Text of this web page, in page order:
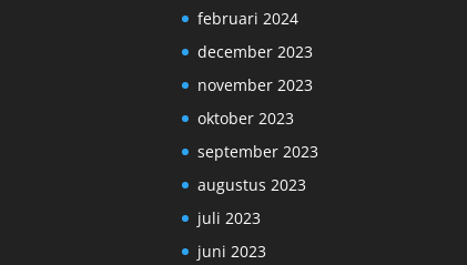
februari 2024
december 2023
november 2023
oktober 2023
september 2023
augustus 2023
juli 2023
juni 2023